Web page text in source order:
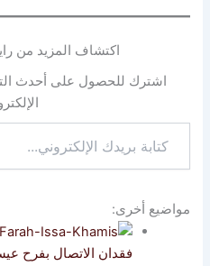
اكتشاف المزيد من
اشترك للحصول على أحدث
بريدك
الإلكتروني...
مواضيع أخرى:
فقدان الاتصال